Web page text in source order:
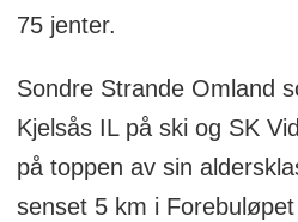
75 jenter.
Sondre Strande Omland
Kjelsås IL på ski og SK
på toppen av sin
senset 5 km i